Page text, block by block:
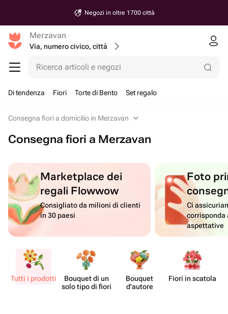
Negozi in oltre 1700 città
Merzavan
Via, numero civico, città
Ricerca articoli e negozi
Di tendenza Fiori Torte di Bento Set regalo
Consegna fiori a domicilio in Merzavan
Consegna fiori a Merzavan
Marketplace dei
regali Flowwow
Consigliato da milioni di clienti
in 30 paesi
Foto
Ci
corrisponda
aspettative
Tutti i prodotti
Bouquet di un
solo tipo di fiori
Bouquet
d'autore
Fiori in scatola